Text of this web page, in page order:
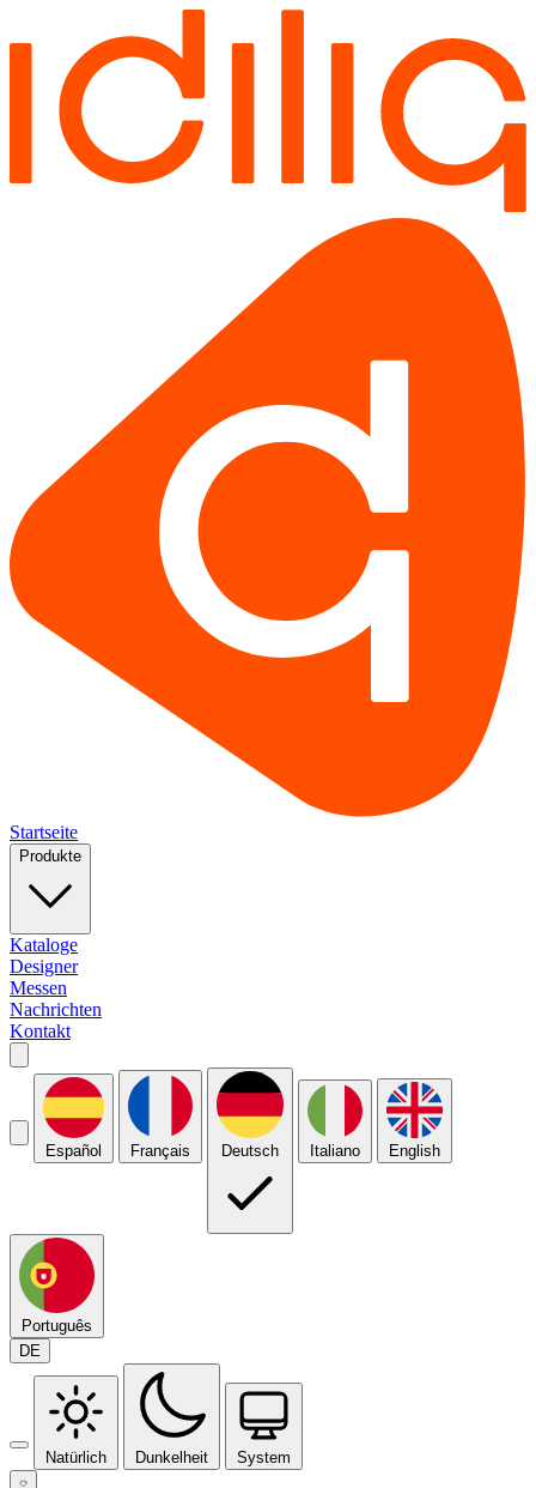
Startseite
Produkte
Kataloge
Designer
Messen
Nachrichten
Kontakt
Español Français Deutsch Italiano English
Português
DE
Natürlich Dunkelheit System